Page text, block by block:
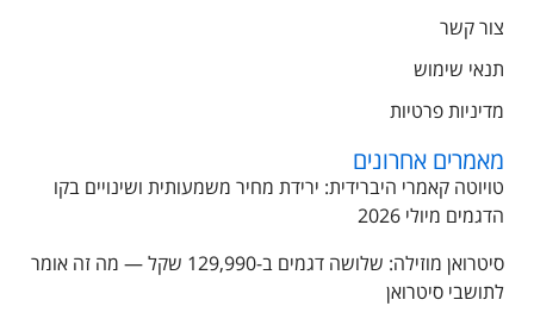
צור קשר
תנאי שימוש
מדיניות פרטיות
מאמרים אחרונים
טויוטה קאמרי היברידית: ירידת מחיר משמעותית ושינויים בקו
הדגמים מיולי 2026
סיטרואן מוזילה: שלושה דגמים ב-129,990 שקל — מה זה אומר
לתושבי סיטרואן